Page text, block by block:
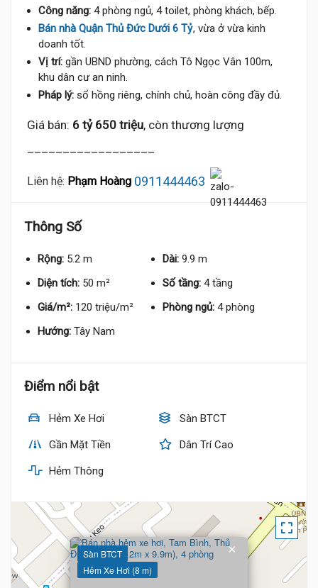
Công năng: 4 phòng ngủ, 4 toilet, phòng khách, bếp.
Bán nhà Quận Thủ Đức Dưới 6 Tỷ, vừa ở vừa kinh
doanh tốt.
Vị trí: gần UBND phường, cách Tô Ngọc Vân 100m,
khu dân cư an ninh.
Pháp lý: sổ hồng riêng, chính chủ, hoàn công đầy đủ.
Giá bán: 6 tỷ 650 triệu, còn thương lượng
Liên hệ: Phạm Hoàng 0911444463
Thông Số
Rộng: 5.2 m Dài: 9.9 m
Diện tích: 50 m² Số tầng: 4 tầng
Giá/m²: 120 triệu/m² Phòng ngủ: 4 phòng
Hướng: Tây Nam
Điểm nổi bật
Hẻm Xe Hơi Sàn BTCT
Gần Mặt Tiền Dân Trí Cao
Hẻm Thông
Sàn BTCT
Hẻm Xe Hơi (8 m)
×